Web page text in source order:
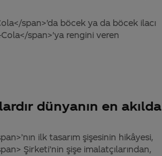
span>'da böcek ya da böcek ilacı
span>'ya rengini veren
dünyanın en akılda
ilk tasarım şişesinin hikâyesi,
Şirketi’nin şişe imalatçılarından,